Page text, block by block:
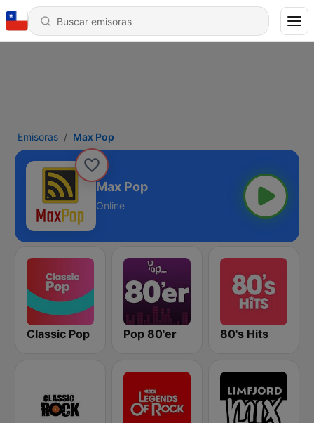
Emisoras Max Pop
Max Pop
Online
Classic Pop Pop 80'er 80's Hits